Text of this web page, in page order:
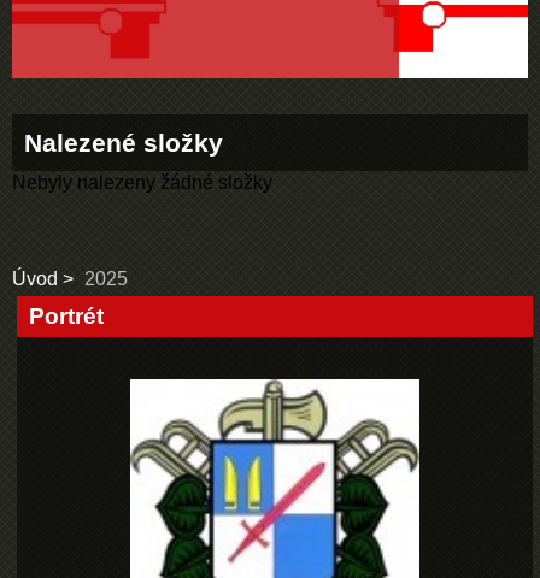
Nalezené složky
Nebyly nalezeny žádné složky
Úvod 2025
Portrét